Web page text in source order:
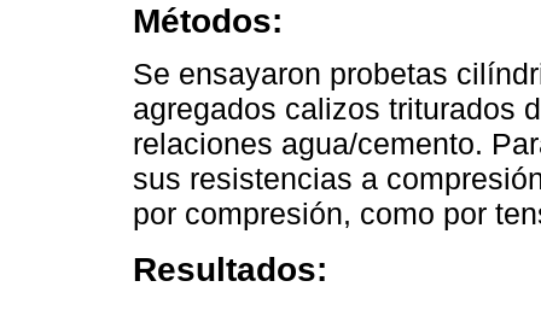
Métodos:
Se ensayaron probetas
agregados calizos triturados
relaciones agua/cemento.
sus resistencias a
por compresión, como por
Resultados: